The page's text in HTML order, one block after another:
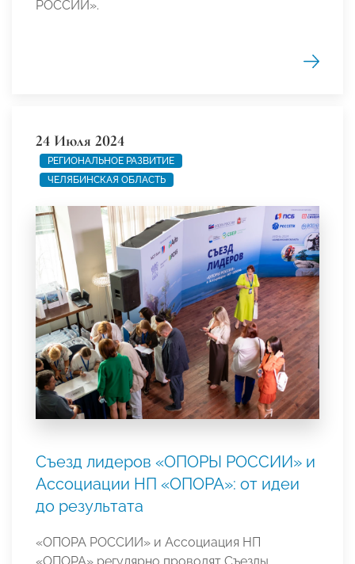
РОССИИ».
24 Июля 2024
РЕГИОНАЛЬНОЕ РАЗВИТИЕ
ЧЕЛЯБИНСКАЯ ОБЛАСТЬ
Съезд лидеров «ОПОРЫ РОССИИ» и
Ассоциации НП «ОПОРА»: от идеи
до результата
«ОПОРА РОССИИ» и Ассоциация НП